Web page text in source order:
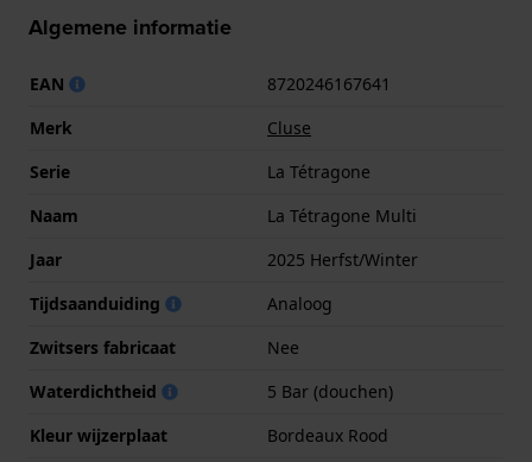
Algemene informatie
EAN
8720246167641
Merk
Cluse
Serie
La Tétragone
Naam
La Tétragone Multi
Jaar
2025 Herfst/Winter
Tijdsaanduiding
Analoog
Zwitsers fabricaat
Nee
Waterdichtheid
5 Bar (douchen)
Kleur wijzerplaat
Bordeaux Rood